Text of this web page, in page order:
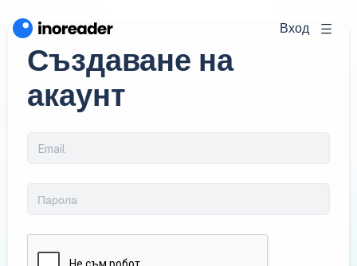
Вход
Създаване на
акаунт